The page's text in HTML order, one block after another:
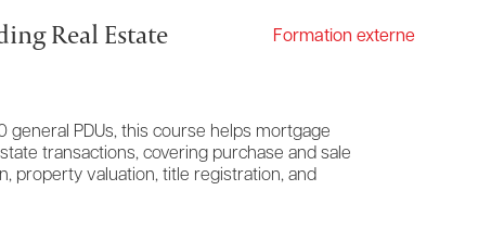
Real Estate
Formation externe
general PDUs, this course helps mortgage
transactions, covering purchase and sale
property valuation, title registration, and